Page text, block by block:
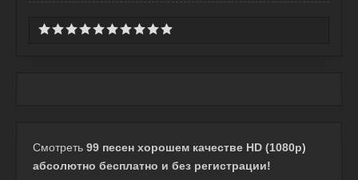
Смотреть 99 песен хорошем качестве HD (1080p)
абсолютно бесплатно и без регистрации!